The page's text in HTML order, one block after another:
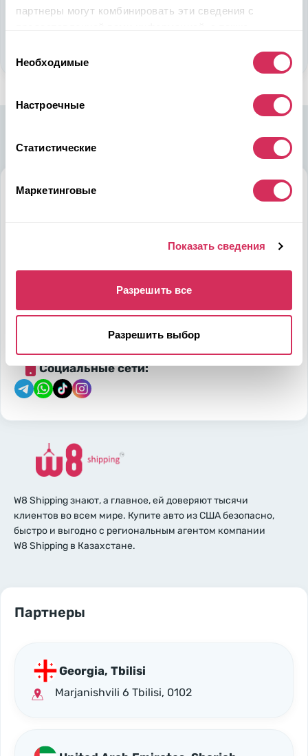
партнеры могут комбинировать эти сведения с
вами их сервисов.
согласия
Необходимые
Настроечные
Статистические
Маркетинговые
Показать сведения
Разрешить все
Разрешить выбор
Подобрать авто
Алматы
Социальные сети:
W8 Shipping знают, а главное, ей доверяют тысячи
клиентов во всем мире. Купите авто из США безопасно,
быстро и выгодно с региональным агентом компании
W8 Shipping в Казахстане.
Партнеры
Georgia, Tbilisi
Marjanishvili 6 Tbilisi, 0102